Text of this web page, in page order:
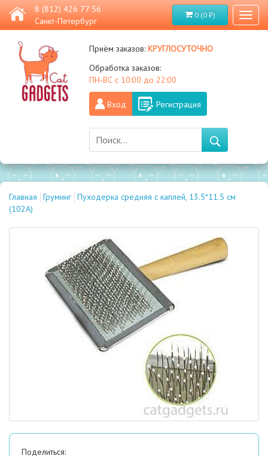
8 (812) 426 77 56
Санкт-Петербург
0 (0 ₽)
Приём заказов:круглосуточно
Обработка заказов:
ПН-ВС с 10:00 до 22:00
Вход Регистрация
Главная Груминг Пуходерка средняя с каплей, 13.5*11.5 см
(102A)
Поделиться: